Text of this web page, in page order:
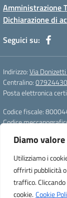
Diamo
Utilizziamo i
offrirti pubblicità
traffico.
cookie. Cookie
Amministrazione
Dichiarazione di
Seguici su:
Indirizzo:Via
Centralino:
Posta elettronica
Codice fiscale:
Codice
Codice unico di
TU - 522 - 0316743